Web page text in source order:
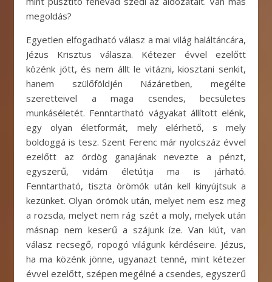
megoldás?
Egyetlen elfogadható válasz a mai világ haláltáncára,
Jézus Krisztus válasza. Kétezer évvel ezelőtt
közénk jött, és nem állt le vitázni, kiosztani senkit,
hanem szülőföldjén Názáretben, megélte
szeretteivel a maga csendes, becsületes
munkáséletét. Fenntartható vágyakat állított elénk,
egy olyan életformát, mely elérhető, s mely
boldoggá is tesz. Szent Ferenc már nyolcszáz évvel
ezelőtt az ördög ganajának nevezte a pénzt,
egyszerű, vidám életútja ma is járható.
Fenntartható, tiszta örömök után kell kinyújtsuk a
kezünket. Olyan örömök után, melyet nem esz meg
a rozsda, melyet nem rág szét a moly, melyek után
másnap nem keserű a szájunk íze. Van kiút, van
válasz recsegő, ropogó világunk kérdéseire. Jézus,
ha ma közénk jönne, ugyanazt tenné, mint kétezer
évvel ezelőtt, szépen megélné a csendes, egyszerű